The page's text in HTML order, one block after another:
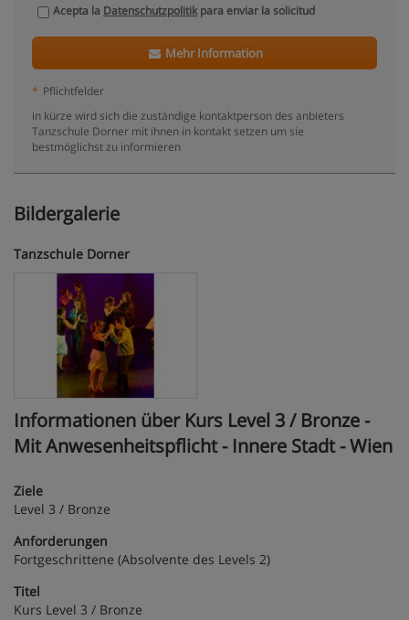
Acepta la Datenschutzpolitikpara enviar la solicitud
Mehr Information
* Pflichtfelder
in kürze wird sich die zuständige kontaktperson des anbieters
Tanzschule Dorner mit ihnen in kontakt setzen um sie
bestmöglichst zu informieren
Bildergalerie
Tanzschule Dorner
Informationen über Kurs Level 3 / Bronze -
Mit Anwesenheitspflicht - Innere Stadt - Wien
Ziele
Level 3 / Bronze
Anforderungen
Fortgeschrittene (Absolvente des Levels 2)
Titel
Kurs Level 3 / Bronze